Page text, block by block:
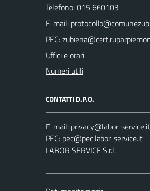
Telefono:015 660103
E-mail:
PEC:
Uffici e orari
Numeri utili
CONTATTI D.P.O.
E-mail:
PEC:
LABOR SERVICE S.r.l.